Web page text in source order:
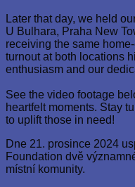
Later that day, we held
U Bulhara, Praha New
receiving the same
turnout at both locations
enthusiasm and our
See the video footage
heartfelt moments. Stay
to uplift those in need!
Dne 21. prosince 2024
Foundation dvě
místní komunity.